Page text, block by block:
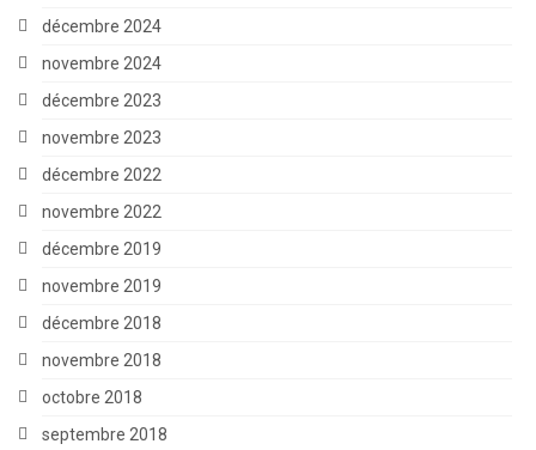
décembre 2024
novembre 2024
décembre 2023
novembre 2023
décembre 2022
novembre 2022
décembre 2019
novembre 2019
décembre 2018
novembre 2018
octobre 2018
septembre 2018